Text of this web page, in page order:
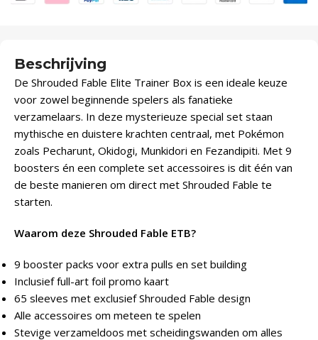
Beschrijving
De Shrouded Fable Elite Trainer Box is een ideale keuze
voor zowel beginnende spelers als fanatieke
verzamelaars. In deze mysterieuze special set staan
mythische en duistere krachten centraal, met Pokémon
zoals Pecharunt, Okidogi, Munkidori en Fezandipiti. Met 9
boosters én een complete set accessoires is dit één van
de beste manieren om direct met Shrouded Fable te
starten.
Waarom deze Shrouded Fable ETB?
9 booster packs voor extra pulls en set building
Inclusief full-art foil promo kaart
65 sleeves met exclusief Shrouded Fable design
Alle accessoires om meteen te spelen
Stevige verzameldoos met scheidingswanden om alles